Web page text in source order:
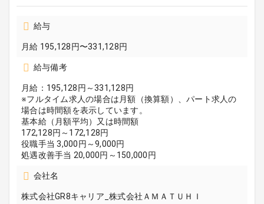
給与
月給 195,128円〜331,128円
給与備考
月給：195,128円～331,128円
※フルタイム求人の場合は月額（換算額）、パート求人の
場合は時間額を表示しています。
基本給（月額平均）又は時間額
172,128円～172,128円
役職手当 3,000円～9,000円
処遇改善手当 20,000円～150,000円
会社名
株式会社GR8キャリア_株式会社ＡＭＡＴＵＨＩ